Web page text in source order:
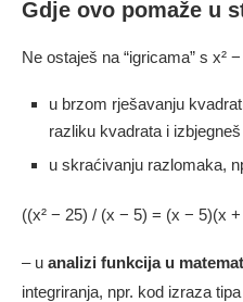
Gdje ovo pomaže u
Ne ostaješ na “igricama” s x²
u brzom rješavanju
razliku kvadrata i
u skraćivanju razlomaka,
((x² − 25) / (x − 5) = (x − 5)(x
– u analizi funkcija u
integriranja, npr. kod izraza